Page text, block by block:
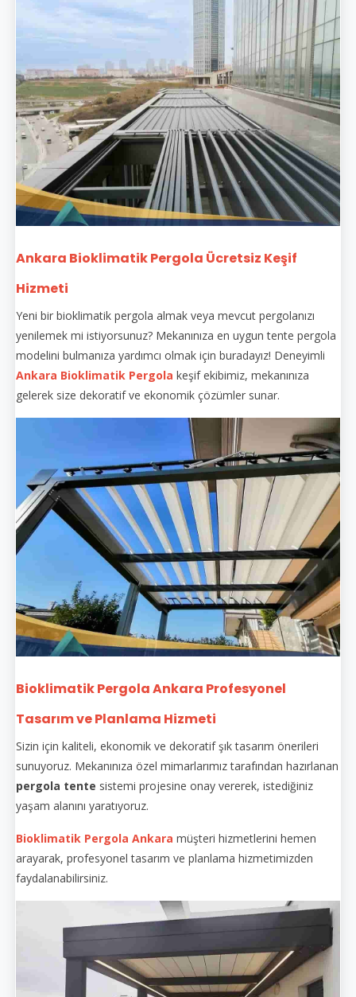
Ankara Bioklimatik Pergola Ücretsiz Keşif
Hizmeti
Yeni bir bioklimatik pergola almak veya mevcut pergolanızı
yenilemek mi istiyorsunuz? Mekanınıza en uygun tente pergola
modelini bulmanıza yardımcı olmak için buradayız! Deneyimli
Ankara Bioklimatik Pergola keşif ekibimiz, mekanınıza
gelerek size dekoratif ve ekonomik çözümler sunar.
Bioklimatik Pergola Ankara Profesyonel
Tasarım ve Planlama Hizmeti
Sizin için kaliteli, ekonomik ve dekoratif şık tasarım önerileri
sunuyoruz. Mekanınıza özel mimarlarımız tarafından hazırlanan
pergola tente sistemi projesine onay vererek, istediğiniz
yaşam alanını yaratıyoruz.
Bioklimatik Pergola Ankara müşteri hizmetlerini hemen
arayarak, profesyonel tasarım ve planlama hizmetimizden
faydalanabilirsiniz.